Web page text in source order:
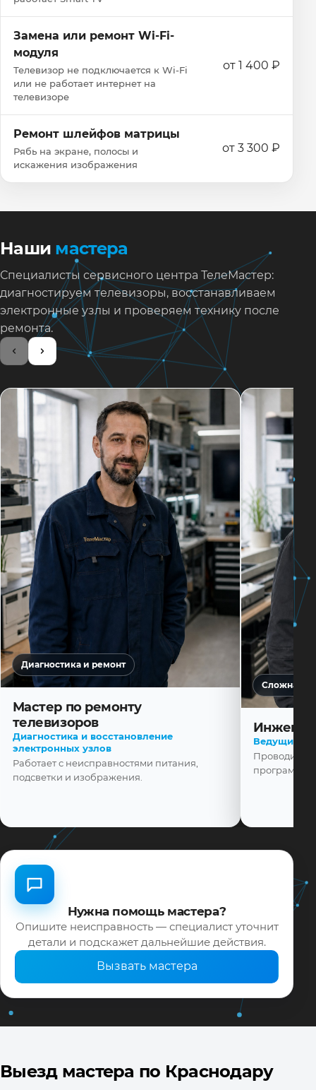
Замена или ремонт Wi‑Fi-
модуля
Телевизор не подключается к Wi‑Fi
или не работает интернет на
телевизоре
от 1 400 ₽
Ремонт шлейфов матрицы
Рябь на экране, полосы и
искажения изображения
от 3 300 ₽
Наши мастера
Специалисты сервисного центра ТелеМастер:
диагностируем телевизоры, восстанавливаем
электронные узлы и проверяем технику после
ремонта.
Диагностика и ремонт
Мастер по ремонту
телевизоров
Диагностика и восстановление
электронных узлов
Работает с неисправностями питания,
подсветки и изображения.
Сложная
Ведущий
Проводит
Нужна помощь мастера?
Опишите неисправность — специалист уточнит
детали и подскажет дальнейшие действия.
Вызвать мастера
Выезд мастера по Краснодару